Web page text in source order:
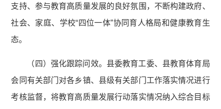
支持、参与教育高质量发展的良好氛围，不断构建政府、
社会、家庭、学校“四位一体”协同育人格局和健康教育生
态。
（四）强化跟踪问效。县委教育工委、县教育体育局
会同有关部门对各乡镇、县级有关部门工作落实情况进行
考核监督，将教育高质量发展行动落实情况纳入综合目标